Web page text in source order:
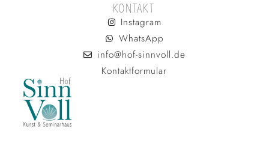
KONTAKT
Instagram
WhatsApp
info@hof-sinnvoll.de
Kontaktformular